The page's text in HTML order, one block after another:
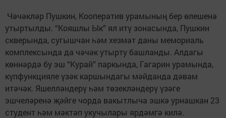
Чәчәкләр Пушкин, Кооператив урамының бер өлешенә
утыртылды. “Кояшлы Ык” ял итү зонасында, Пушкин
скверында, сугышчан һәм хезмәт даны мемориаль
комплексында да чәчәк утырту башланды. Алдагы
көннәрдә бу эш “Курай” паркында, Гагарин урамында,
күпфункцияле үзәк каршындагы мәйданда дәвам
итәчәк. Яшелләндерү һәм төзекләндерү үзәге
эшчеләренә җәйге чорда вакытлыча эшкә урнашкан 23
студент һәм мәктәп укучылары ярдәмгә килә.